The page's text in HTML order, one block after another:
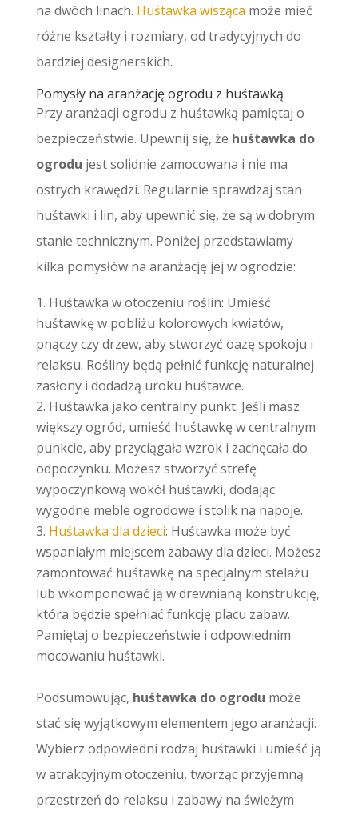
na dwóch linach. Huśtawka wisząca może mieć
różne kształty i rozmiary, od tradycyjnych do
bardziej designerskich.
Pomysły na aranżację ogrodu z huśtawką
Przy aranżacji ogrodu z huśtawką pamiętaj o
bezpieczeństwie. Upewnij się, że huśtawka do
ogrodu jest solidnie zamocowana i nie ma
ostrych krawędzi. Regularnie sprawdzaj stan
huśtawki i lin, aby upewnić się, że są w dobrym
stanie technicznym. Poniżej przedstawiamy
kilka pomysłów na aranżację jej w ogrodzie:
Huśtawka w otoczeniu roślin: Umieść
huśtawkę w pobliżu kolorowych kwiatów,
pnączy czy drzew, aby stworzyć oazę spokoju i
relaksu. Rośliny będą pełnić funkcję naturalnej
zasłony i dodadzą uroku huśtawce.
Huśtawka jako centralny punkt: Jeśli masz
większy ogród, umieść huśtawkę w centralnym
punkcie, aby przyciągała wzrok i zachęcała do
odpoczynku. Możesz stworzyć strefę
wypoczynkową wokół huśtawki, dodając
wygodne meble ogrodowe i stolik na napoje.
Huśtawka dla dzieci: Huśtawka może być
wspaniałym miejscem zabawy dla dzieci. Możesz
zamontować huśtawkę na specjalnym stelażu
lub wkomponować ją w drewnianą konstrukcję,
która będzie spełniać funkcję placu zabaw.
Pamiętaj o bezpieczeństwie i odpowiednim
mocowaniu huśtawki.
Podsumowując, huśtawka do ogrodu może
stać się wyjątkowym elementem jego aranżacji.
Wybierz odpowiedni rodzaj huśtawki i umieść ją
w atrakcyjnym otoczeniu, tworząc przyjemną
przestrzeń do relaksu i zabawy na świeżym